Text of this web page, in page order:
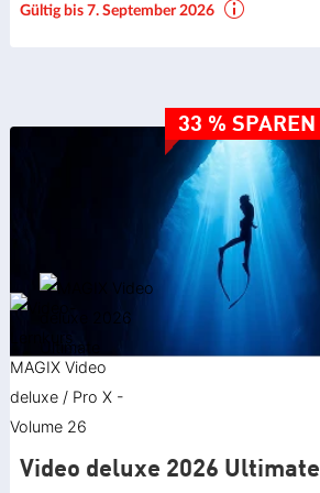
Gültig bis 7. September 2026
33 % SPAREN
Video deluxe 2026 Ultimate